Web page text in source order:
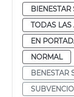
BIENESTAR
TODAS LAS
EN
NORMAL
BENESTAR